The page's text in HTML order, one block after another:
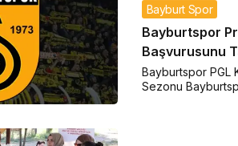
Bayburt Spor
Bayburtspor
Başvurusunu
Bayburtspor PGL
Sezonu